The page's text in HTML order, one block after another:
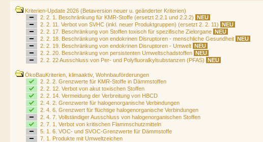
Kriterien-Update 2026 (Betaversion neuer u. geänderter Kriterien)
2. 2. 1. Beschränkung für KMR-Stoffe (ersetzt 2.2.1 und 2.2.2) NEU
2. 2. 11. Verbot von SVHC (inkl. neuer Produktgruppen) (ersetzt 2. 2. 11) NEU
2. 2. 17. Beschränkung von Stoffen toxisch für spezifische Zielorgane NEU
2. 2. 18. Beschränkung von endokrinen Disruptoren - menschliche Gesundheit NEU
2. 2. 19. Beschränkung von endokrinen Disruptoren - Umwelt NEU
2. 2. 20. Beschränkung von persistenten Umweltschadstoffen NEU
2. 2. 22 Ausschluss von Per- und Polyfluoralkylsubstanzen (PFAS) NEU
ÖkoBauKriterien, klimaaktiv, Wohnbauförderungen
2. 2. 2. Grenzwerte für KMR-Stoffe in Dämmstoffen
2. 2. 12. Verbot von akut toxischen Stoffen
2. 2. 14. Vermeidung der Verbreitung von HBCD
2. 4. 2. Grenzwerte für halogenorganische Verbindungen
2. 4. 6. Grenzwert für flüchtige halogenorganische Verbindungen
2. 4. 7. Vollständiger Ausschluss von halogenorganischen Stoffen
2. 7. 1. Verbot von kritischen Flammschutzmitteln
5. 1. 6. VOC- und SVOC-Grenzwerte für Dämmstoffe
7. 1. Produkte mit Umweltzeichen